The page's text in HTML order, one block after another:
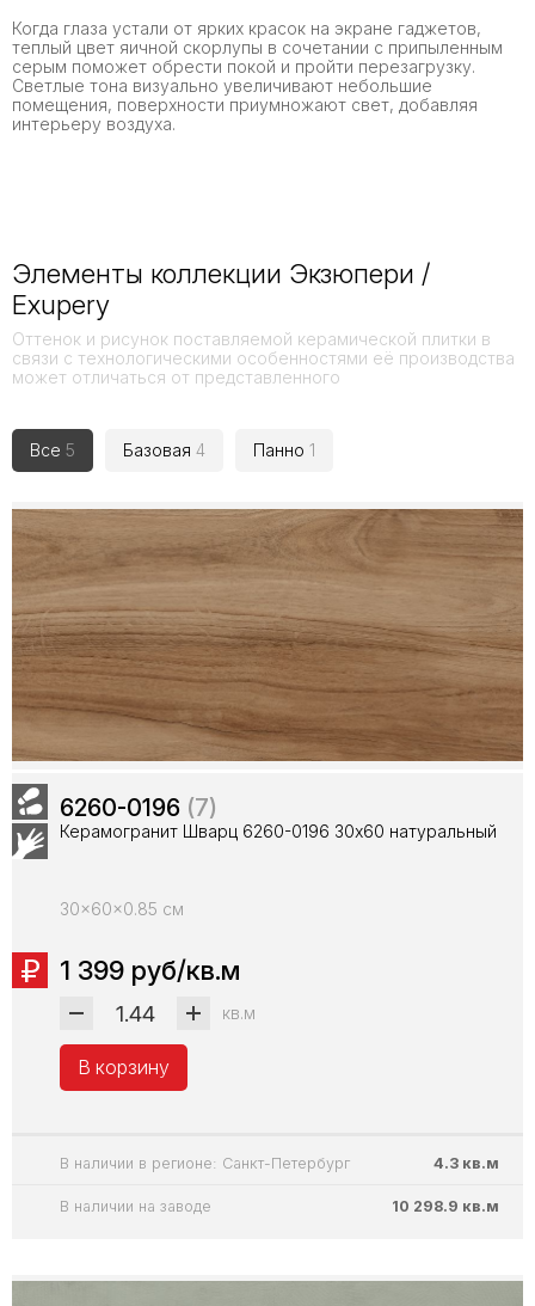
Когда глаза устали от ярких красок на экране гаджетов,
теплый цвет яичной скорлупы в сочетании с припыленным
серым поможет обрести покой и пройти перезагрузку.
Светлые тона визуально увеличивают небольшие
помещения, поверхности приумножают свет, добавляя
интерьеру воздуха.
Элементы коллекции Экзюпери /
Exupery
Оттенок и рисунок поставляемой керамической плитки в
связи с технологическими особенностями её производства
может отличаться от представленного
Все 5 Базовая 4 Панно 1
6260-0196 (7)
Керамогранит Шварц 6260-0196 30х60 натуральный
30x60x0.85 см
1 399 руб/кв.м
кв.м
В корзину
В наличии в регионе: Санкт-Петербург 4.3 кв.м
В наличии на заводе 10 298.9 кв.м